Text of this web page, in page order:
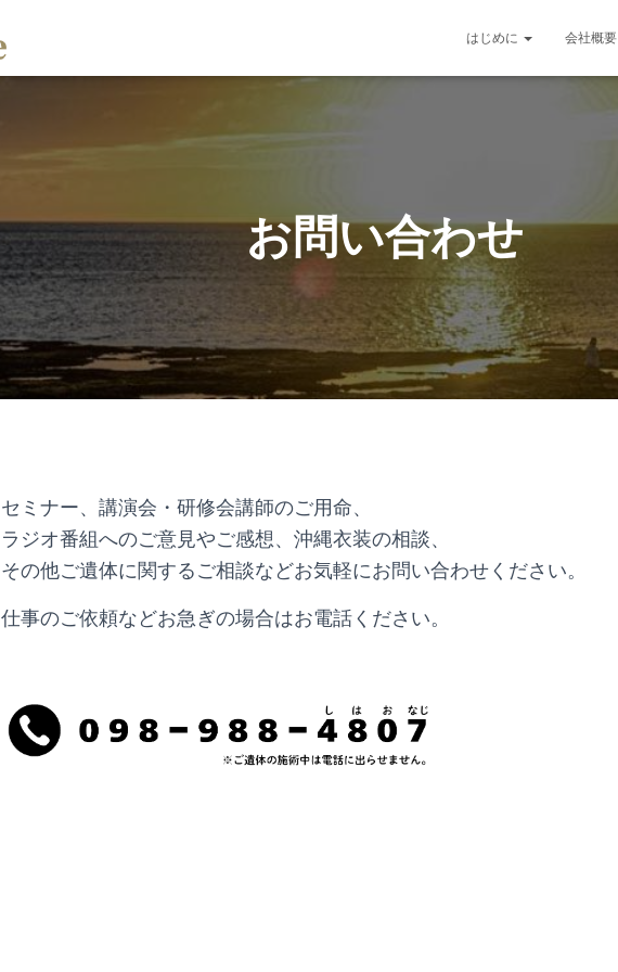
はじめに 会社概要
お問い合わせ
セミナー、講演会・研修会講師のご用命、
ラジオ番組へのご意見やご感想、沖縄衣装の相談、
その他ご遺体に関するご相談などお気軽にお問い合わせください。
仕事のご依頼などお急ぎの場合はお電話ください。